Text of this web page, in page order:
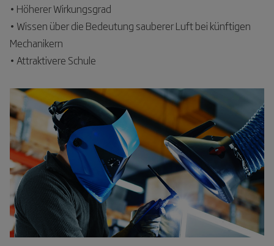
• Höherer Wirkungsgrad
• Wissen über die Bedeutung sauberer Luft bei künftigen
Mechanikern
• Attraktivere Schule